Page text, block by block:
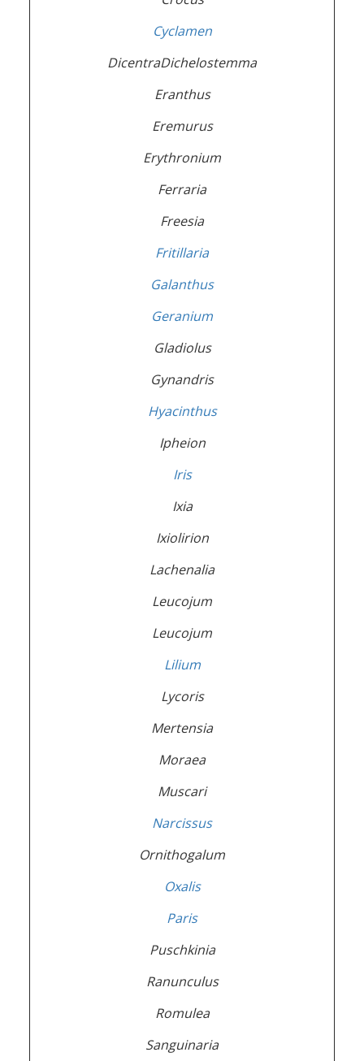
Cyclamen
DicentraDichelostemma
Eranthus
Eremurus
Erythronium
Ferraria
Freesia
Fritillaria
Galanthus
Geranium
Gladiolus
Gynandris
Hyacinthus
Ipheion
Iris
Ixia
Ixiolirion
Lachenalia
Leucojum
Leucojum
Lilium
Lycoris
Mertensia
Moraea
Muscari
Narcissus
Ornithogalum
Oxalis
Paris
Puschkinia
Ranunculus
Romulea
Sanguinaria